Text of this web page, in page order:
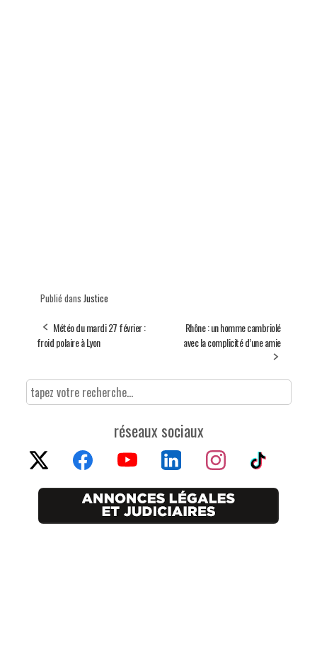
Publié dans Justice
Météo du mardi 27 février :
froid polaire à Lyon
Rhône : un homme cambriolé
avec la complicité d’une amie
réseaux sociaux